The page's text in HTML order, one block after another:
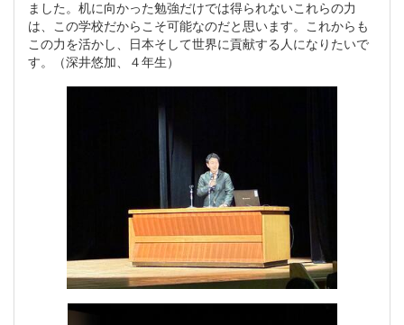
ました。机に向かった勉強だけでは得られないこれらの力
は、この学校だからこそ可能なのだと思います。これからも
この力を活かし、日本そして世界に貢献する人になりたいで
す。（深井悠加、４年生）